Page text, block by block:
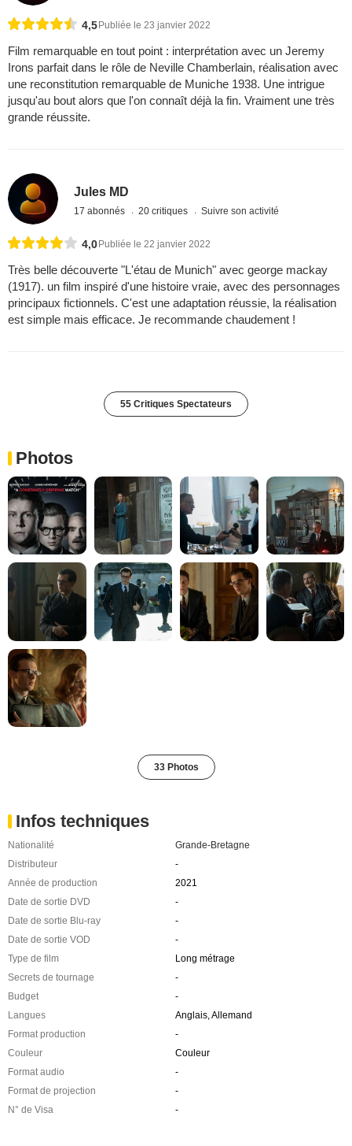
4,5 Publiée le 23 janvier 2022
Film remarquable en tout point : interprétation avec un Jeremy
Irons parfait dans le rôle de Neville Chamberlain, réalisation avec
une reconstitution remarquable de Muniche 1938. Une intrigue
jusqu'au bout alors que l'on connaît déjà la fin. Vraiment une très
grande réussite.
Jules MD
17 abonnés 20 critiques Suivre son activité
4,0Publiée le 22 janvier 2022
Très belle découverte "L'étau de Munich" avec george mackay
(1917). un film inspiré d'une histoire vraie, avec des personnages
principaux fictionnels. C'est une adaptation réussie, la réalisation
est simple mais efficace. Je recommande chaudement !
55 Critiques Spectateurs
Photos
33 Photos
Infos techniques
Nationalité
Grande-Bretagne
Distributeur
-
Année de production
2021
Date de sortie DVD
-
Date de sortie Blu-ray
-
Date de sortie VOD
-
Type de film
Long métrage
Secrets de tournage
-
Budget
-
Langues
Anglais, Allemand
Format production
-
Couleur
Couleur
Format audio
-
Format de projection
-
N° de Visa
-